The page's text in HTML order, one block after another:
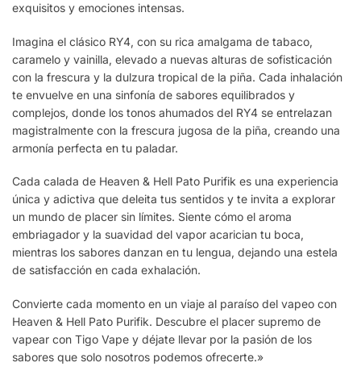
exquisitos y emociones intensas.
Imagina el clásico RY4, con su rica amalgama de tabaco,
caramelo y vainilla, elevado a nuevas alturas de sofisticación
con la frescura y la dulzura tropical de la piña. Cada inhalación
te envuelve en una sinfonía de sabores equilibrados y
complejos, donde los tonos ahumados del RY4 se entrelazan
magistralmente con la frescura jugosa de la piña, creando una
armonía perfecta en tu paladar.
Cada calada de Heaven & Hell Pato Purifik es una experiencia
única y adictiva que deleita tus sentidos y te invita a explorar
un mundo de placer sin límites. Siente cómo el aroma
embriagador y la suavidad del vapor acarician tu boca,
mientras los sabores danzan en tu lengua, dejando una estela
de satisfacción en cada exhalación.
Convierte cada momento en un viaje al paraíso del vapeo con
Heaven & Hell Pato Purifik. Descubre el placer supremo de
vapear con Tigo Vape y déjate llevar por la pasión de los
sabores que solo nosotros podemos ofrecerte.»